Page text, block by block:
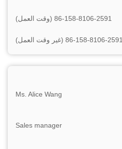
86-158-8106-2591 (وقت العمل)
86-158-8106-2591 (غير وقت العمل)
Ms. Alice Wang
Sales manager